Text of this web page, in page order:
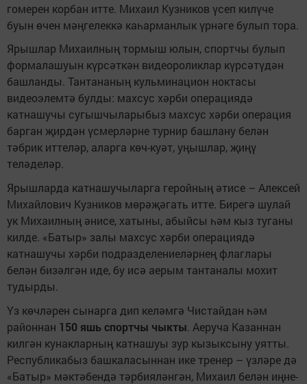
гомерен корбан итте. Михаил Кузников үсеп килүче
буын өчен мәңгелеккә каһарманлык үрнәге булып тора.
Ярышлар Михаилның тормыш юлын, спортчы булып
формалашуын күрсәткән видеороликлар күрсәтүдән
башланды. Тантананың кульминацион ноктасы
видеоэлемтә булды: махсус хәрби операциядә
катнашучы сугышчыларыбыз махсус хәрби операция
барган җирдән үсмерләрне турнир башлану белән
тәбрик иттеләр, аларга көч-куәт, уңышлар, җиңү
теләделәр.
Ярышларда катнашучыларга геройның әтисе – Алексей
Михайлович Кузников мөрәҗәгать итте. Бирегә шулай
ук Михаилның әнисе, хатыны, абыйсы һәм кыз туганы
килде. «Батыр» залы махсус хәрби операциядә
катнашучы хәрби подразделениеләрнең флаглары
белән бизәлгән иде, бу исә аерым тантаналы мохит
тудырды.
Үз көчләрен сынарга дип келәмгә Чистайдан һәм
районнан 150 яшь спортчы чыкты. Аеруча Казаннан
килгән кунакларның катнашуы зур кызыксыну уятты.
Республикабыз башкаласыннан ике тренер – үзләре дә
«Батыр» мәктәбендә тәрбияләнгән, Михаил белән иңне-